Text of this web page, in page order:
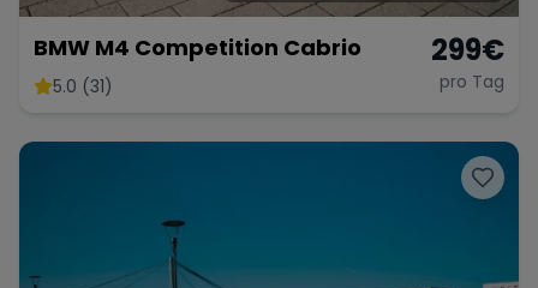
BMW M4 Competition Cabrio
5.0 (31)
299€
pro Tag